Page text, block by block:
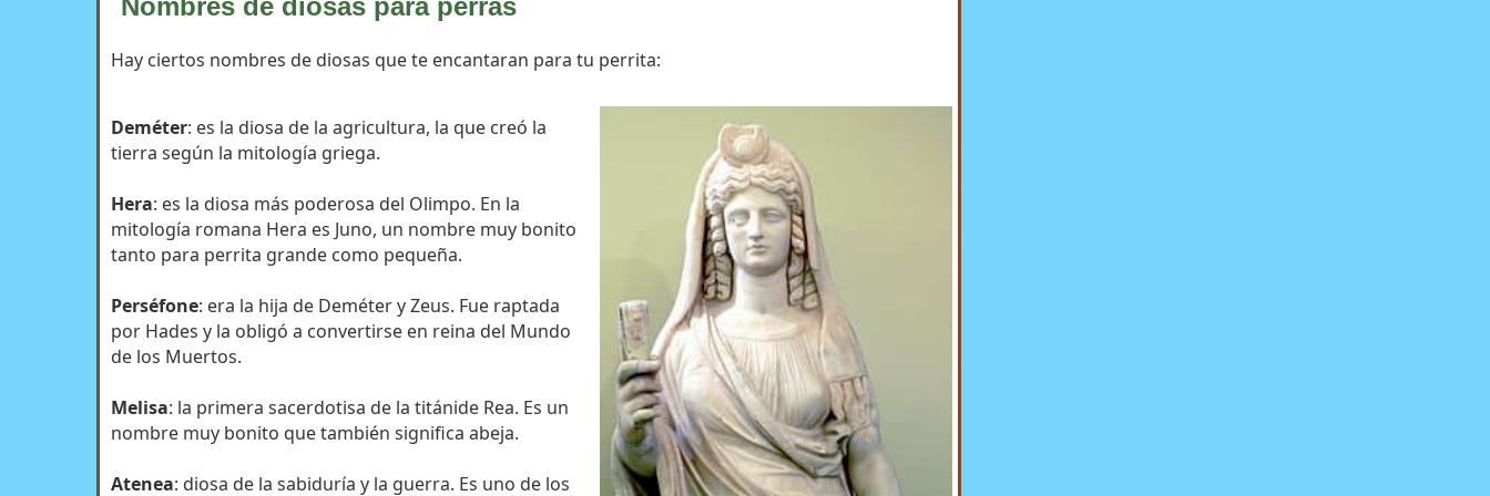
Hay ciertos nombres de diosas que te encantaran para tu perrita:
Deméter: es la diosa de la agricultura, la que creó la
tierra según la mitología griega.
Hera: es la diosa más poderosa del Olimpo. En la
mitología romana Hera es Juno, un nombre muy bonito
tanto para perrita grande como pequeña.
Perséfone: era la hija de Deméter y Zeus. Fue raptada
por Hades y la obligó a convertirse en reina del Mundo
de los Muertos.
Melisa: la primera sacerdotisa de la titánide Rea. Es un
nombre muy bonito que también significa abeja.
Atenea: diosa de la sabiduría y la guerra. Es uno de los